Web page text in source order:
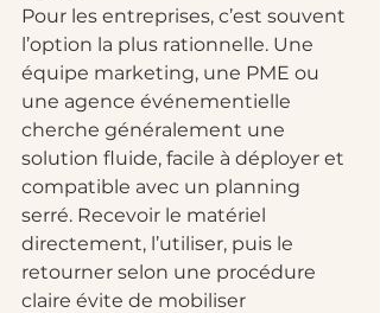
Pour les entreprises, c’est souvent
l’option la plus rationnelle. Une
équipe marketing, une PME ou
une agence événementielle
cherche généralement une
solution fluide, facile à déployer et
compatible avec un planning
serré. Recevoir le matériel
directement, l’utiliser, puis le
retourner selon une procédure
claire évite de mobiliser